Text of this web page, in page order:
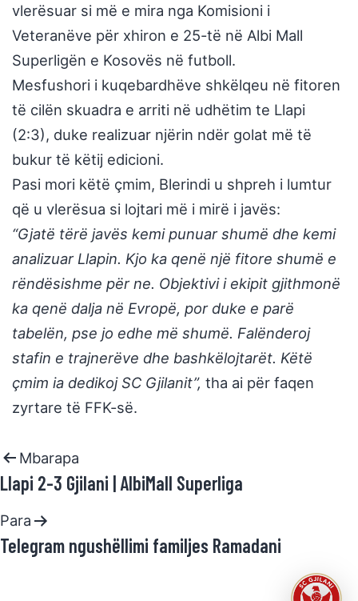
vlerësuar si më e mira nga Komisioni i
Veteranëve për xhiron e 25-të në Albi Mall
Superligën e Kosovës në futboll.
Mesfushori i kuqebardhëve shkëlqeu në fitoren
të cilën skuadra e arriti në udhëtim te Llapi
(2:3), duke realizuar njërin ndër golat më të
bukur të këtij edicioni.
Pasi mori këtë çmim, Blerindi u shpreh i lumtur
që u vlerësua si lojtari më i mirë i javës:
“Gjatë tërë javës kemi punuar shumë dhe kemi
analizuar Llapin. Kjo ka qenë një fitore shumë e
rëndësishme për ne. Objektivi i ekipit gjithmonë
ka qenë dalja në Evropë, por duke e parë
tabelën, pse jo edhe më shumë. Falënderoj
stafin e trajnerëve dhe bashkëlojtarët. Këtë
çmim ia dedikoj SC Gjilanit”, tha ai për faqen
zyrtare të FFK-së.
Mbarapa
Llapi 2-3 Gjilani | AlbiMall Superliga
Para
Telegram ngushëllimi familjes Ramadani